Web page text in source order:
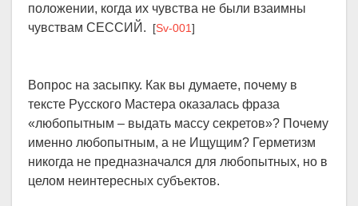
положении, когда их чувства не были взаимны
чувствам СЕССИЙ. [Sv-001]
Вопрос на засыпку. Как вы думаете, почему в
тексте Русского Мастера оказалась фраза
«любопытным – выдать массу секретов»? Почему
именно любопытным, а не Ищущим? Герметизм
никогда не предназначался для любопытных, но в
целом неинтересных субъектов.